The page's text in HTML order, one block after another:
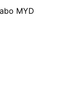
MYD